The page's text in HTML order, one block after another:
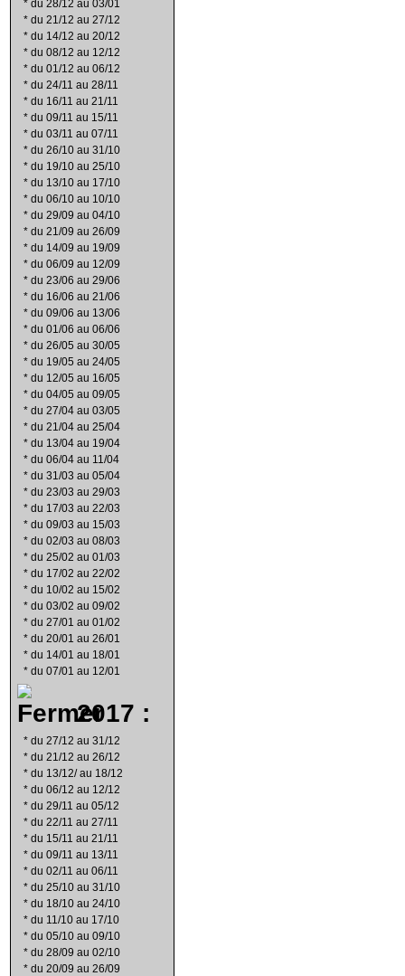
* du 28/12 au 03/01
* du 21/12 au 27/12
* du 14/12 au 20/12
* du 08/12 au 12/12
* du 01/12 au 06/12
* du 24/11 au 28/11
* du 16/11 au 21/11
* du 09/11 au 15/11
* du 03/11 au 07/11
* du 26/10 au 31/10
* du 19/10 au 25/10
* du 13/10 au 17/10
* du 06/10 au 10/10
* du 29/09 au 04/10
* du 21/09 au 26/09
* du 14/09 au 19/09
* du 06/09 au 12/09
* du 23/06 au 29/06
* du 16/06 au 21/06
* du 09/06 au 13/06
* du 01/06 au 06/06
* du 26/05 au 30/05
* du 19/05 au 24/05
* du 12/05 au 16/05
* du 04/05 au 09/05
* du 27/04 au 03/05
* du 21/04 au 25/04
* du 13/04 au 19/04
* du 06/04 au 11/04
* du 31/03 au 05/04
* du 23/03 au 29/03
* du 17/03 au 22/03
* du 09/03 au 15/03
* du 02/03 au 08/03
* du 25/02 au 01/03
* du 17/02 au 22/02
* du 10/02 au 15/02
* du 03/02 au 09/02
* du 27/01 au 01/02
* du 20/01 au 26/01
* du 14/01 au 18/01
* du 07/01 au 12/01
2017 :
* du 27/12 au 31/12
* du 21/12 au 26/12
* du 13/12/ au 18/12
* du 06/12 au 12/12
* du 29/11 au 05/12
* du 22/11 au 27/11
* du 15/11 au 21/11
* du 09/11 au 13/11
* du 02/11 au 06/11
* du 25/10 au 31/10
* du 18/10 au 24/10
* du 11/10 au 17/10
* du 05/10 au 09/10
* du 28/09 au 02/10
* du 20/09 au 26/09